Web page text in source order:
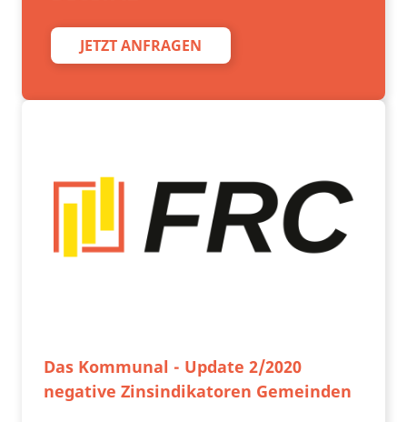
JETZT ANFRAGEN
Das Kommunal - Update 2/2020
negative Zinsindikatoren Gemeinden